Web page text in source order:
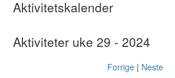
Aktivitetskalender
Aktiviteter uke 29 - 2024
Forrige| Neste